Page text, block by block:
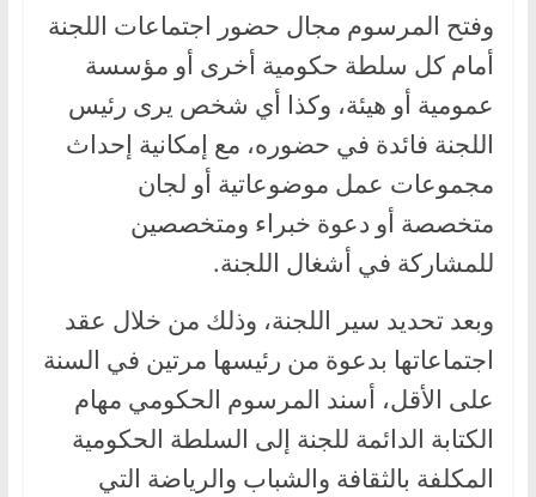
وفتح المرسوم مجال حضور اجتماعات اللجنة
أمام كل سلطة حكومية أخرى أو مؤسسة
عمومية أو هيئة، وكذا أي شخص يرى رئيس
اللجنة فائدة في حضوره، مع إمكانية إحداث
مجموعات عمل موضوعاتية أو لجان
متخصصة أو دعوة خبراء ومتخصصين
للمشاركة في أشغال اللجنة.
وبعد تحديد سير اللجنة، وذلك من خلال عقد
اجتماعاتها بدعوة من رئيسها مرتين في السنة
على الأقل، أسند المرسوم الحكومي مهام
الكتابة الدائمة للجنة إلى السلطة الحكومية
المكلفة بالثقافة والشباب والرياضة التي